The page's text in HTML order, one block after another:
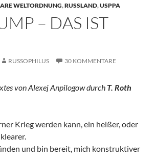
WELTORDNUNG,RUSSLAND,USPPA
– DAS IST
RUSSOPHILUS 30 KOMMENTARE
von Alexej Anpilogow durch T. Roth
Krieg werden kann, ein heißer, oder
und bin bereit, mich konstruktiver